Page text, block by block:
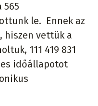
565
le. Ennek az
hiszen vettük a
111 419 831
időállapotot